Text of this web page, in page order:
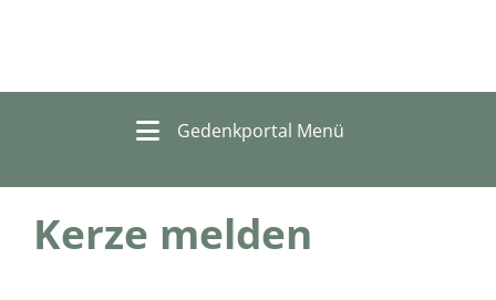
Gedenkportal Menü
Kerze melden